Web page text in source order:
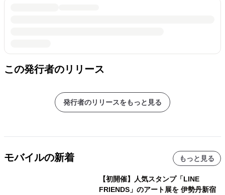
この発行者のリリース
発行者のリリースをもっと見る
モバイルの新着 もっと見る
【初開催】人気スタンプ「LINE
FRIENDS」のアート展を 伊勢丹新宿